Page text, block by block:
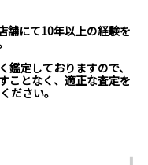
舗にて10年以上の経験を
定しておりますので、
ことなく、適正な査定を
ださい。